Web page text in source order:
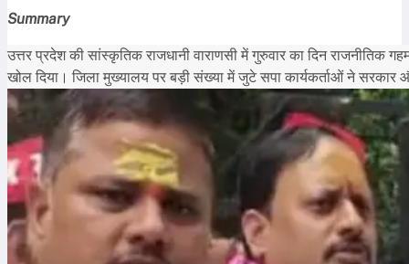
Summary
उत्तर प्रदेश की सांस्कृतिक राजधानी वाराणसी में गुरुवार का दिन राजनीतिक
खोल दिया। जिला मुख्यालय पर बड़ी संख्या में जुटे सपा कार्यकर्ताओं ने